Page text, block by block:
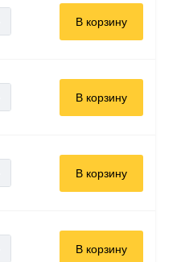
В корзину
В корзину
В корзину
В корзину